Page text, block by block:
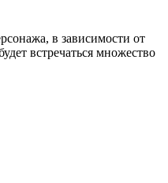
в зависимости от
встречаться множество